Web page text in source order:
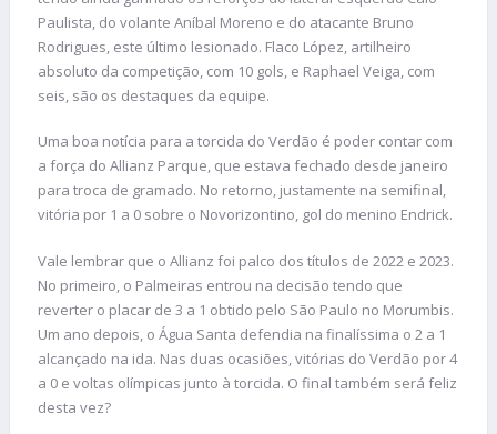
Paulista, do volante Aníbal Moreno e do atacante Bruno
Rodrigues, este último lesionado. Flaco López, artilheiro
absoluto da competição, com 10 gols, e Raphael Veiga, com
seis, são os destaques da equipe.
Uma boa notícia para a torcida do Verdão é poder contar com
a força do Allianz Parque, que estava fechado desde janeiro
para troca de gramado. No retorno, justamente na semifinal,
vitória por 1 a 0 sobre o Novorizontino, gol do menino Endrick.
Vale lembrar que o Allianz foi palco dos títulos de 2022 e 2023.
No primeiro, o Palmeiras entrou na decisão tendo que
reverter o placar de 3 a 1 obtido pelo São Paulo no Morumbis.
Um ano depois, o Água Santa defendia na finalíssima o 2 a 1
alcançado na ida. Nas duas ocasiões, vitórias do Verdão por 4
a 0 e voltas olímpicas junto à torcida. O final também será feliz
desta vez?